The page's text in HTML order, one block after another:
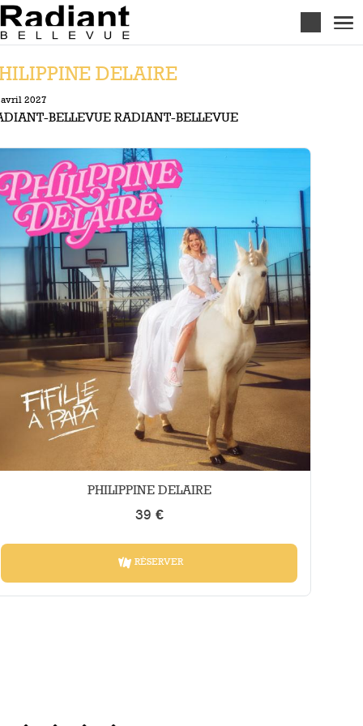
Aller au contenu principal
DELAIRE
avril 2027
BELLEVUE RADIANT-BELLEVUE
PHILIPPINE DELAIRE
39 €
RÉSERVER